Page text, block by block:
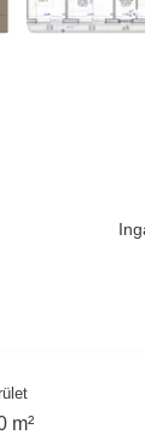
m²